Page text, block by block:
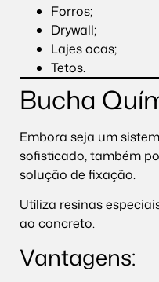
Forros;
Drywall;
Lajes ocas;
Tetos.
Bucha
Embora seja um
sofisticado, também
solução de fixação.
Utiliza resinas
ao concreto.
Vantagens: